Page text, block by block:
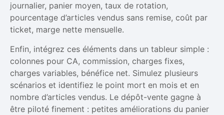
journalier, panier moyen, taux de rotation,
pourcentage d’articles vendus sans remise, coût par
ticket, marge nette mensuelle.
Enfin, intégrez ces éléments dans un tableur simple :
colonnes pour CA, commission, charges fixes,
charges variables, bénéfice net. Simulez plusieurs
scénarios et identifiez le point mort en mois et en
nombre d’articles vendus. Le dépôt-vente gagne à
être piloté finement : petites améliorations du panier